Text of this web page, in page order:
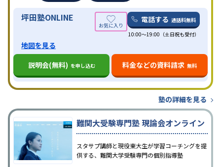
坪田塾ONLINE 電話する 通話料無料
10:00～19:00（土日祝も受付）
地図を見る
説明会(無料) を申し込む 料金などの資料請求 無料
塾の詳細を見る
難関大受験専門塾 現論会オンライン
スタサプ講師と現役東大生が学習コーチングを提
供する、難関大学受験専門の個別指導塾